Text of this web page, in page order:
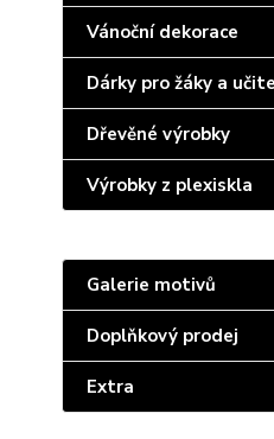
Vánoční dekorace
Dárky pro žáky a
Dřevěné výrobky
Výrobky z plexiskla
Galerie motivů
Doplňkový prodej
Extra